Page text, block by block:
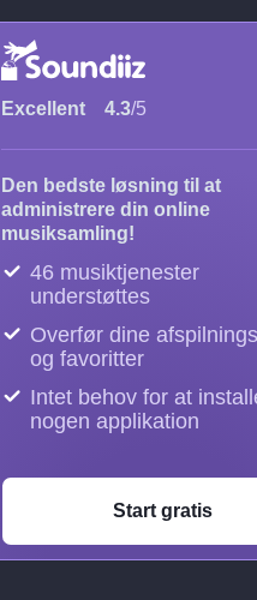
Excellent 4.3/5
Den bedste løsning til at
administrere din online
musiksamling!
46 musiktjenester
understøttes
Overfør dine
og favoritter
Intet behov for at
nogen applikation
Start gratis